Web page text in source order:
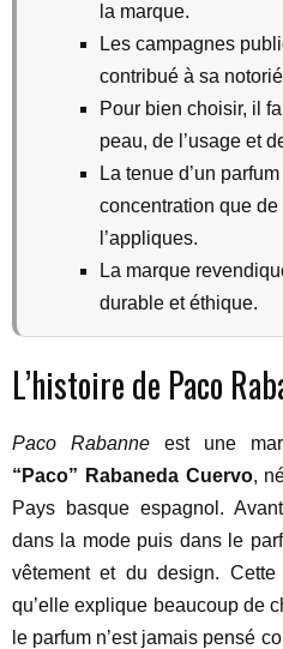
la marque.
Les campagnes
contribué à sa
Pour bien choisir, il
peau, de l’usage et
La tenue d’un
concentration que
l’appliques.
La marque
durable et éthique.
L’histoire de Paco
Paco Rabanne est une
“Paco” Rabaneda Cuervo,
Pays basque espagnol.
dans la mode puis dans le
vêtement et du design.
qu’elle explique beaucoup de
le parfum n’est jamais pensé